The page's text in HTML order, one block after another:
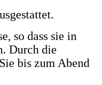
so dass sie in
Durch die
bis zum Abend